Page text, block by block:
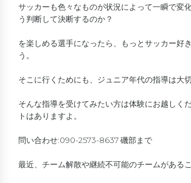
サッカーも色々なものが状況によって一瞬で変
う判断して決断するのか？
を楽しめる選手になったら、もっとサッカー好
う。
そこに行くためにも、ジュニア年代の指導は大
そんな指導を受けてみたい方は体験にお越しく
トはありますよ。
問い合わせ:090-2573-8637 磯部まで
最近、チーム解散や継続不可能のチームがある